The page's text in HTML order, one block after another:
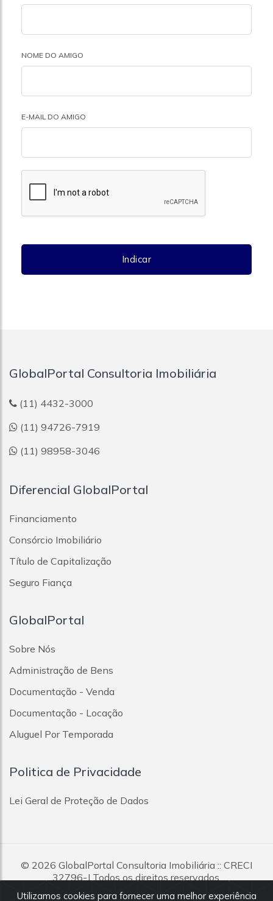
NOME DO AMIGO
E-MAIL DO AMIGO
Indicar
Utilizamos cookies para fornecer uma melhor experiência
GlobalPortal Consultoria Imobiliária
(11) 4432-3000
(11) 94726-7919
(11) 98958-3046
Diferencial GlobalPortal
Financiamento
Consórcio Imobiliário
Título de Capitalização
Seguro Fiança
GlobalPortal
Sobre Nós
Administração de Bens
Documentação - Venda
Documentação - Locação
Aluguel Por Temporada
Politica de Privacidade
Lei Geral de Proteção de Dados
© 2026 GlobalPortal Consultoria Imobiliária :: CRECI
32796-J Todos os direitos reservados.
Todas as informações e valores exibidos neste portal são